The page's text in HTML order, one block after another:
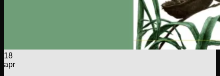
18
apr